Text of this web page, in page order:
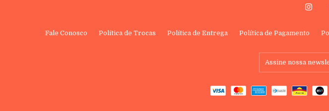
Fale Conosco Política de Trocas Política de Entrega Política de Pagamento